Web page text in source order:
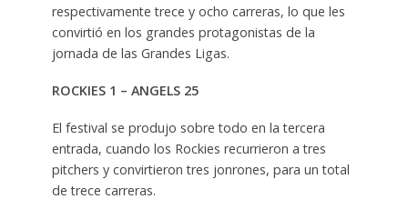
respectivamente trece y ocho carreras, lo que les
convirtió en los grandes protagonistas de la
jornada de las Grandes Ligas.
ROCKIES 1 – ANGELS 25
El festival se produjo sobre todo en la tercera
entrada, cuando los Rockies recurrieron a tres
pitchers y convirtieron tres jonrones, para un total
de trece carreras.